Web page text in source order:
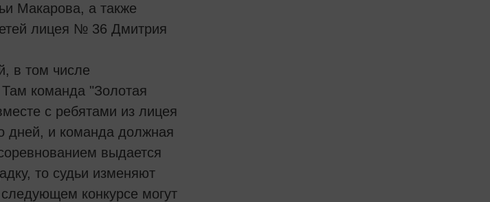
Макарова, а также
лицея № 36 Дмитрия
в том числе
команда "Золотая
с ребятами из лицея
дней, и команда должная
выдается
то судьи изменяют
конкурсе могут